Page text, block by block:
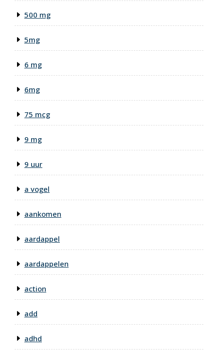
500 mg
5mg
6 mg
6mg
75 mcg
9 mg
9 uur
a vogel
aankomen
aardappel
aardappelen
action
add
adhd